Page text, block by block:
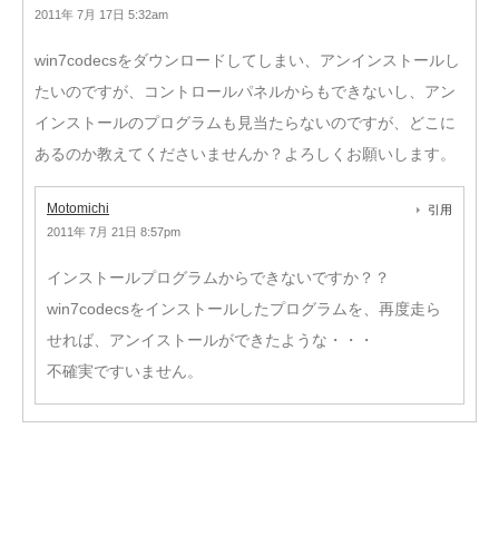
2011年 7月 17日 5:32am
win7codecsをダウンロードしてしまい、アンインストールし
たいのですが、コントロールパネルからもできないし、アン
インストールのプログラムも見当たらないのですが、どこに
あるのか教えてくださいませんか？よろしくお願いします。
Motomichi
2011年 7月 21日 8:57pm
引用
インストールプログラムからできないですか？？
win7codecsをインストールしたプログラムを、再度走ら
せれば、アンイストールができたような・・・
不確実ですいません。